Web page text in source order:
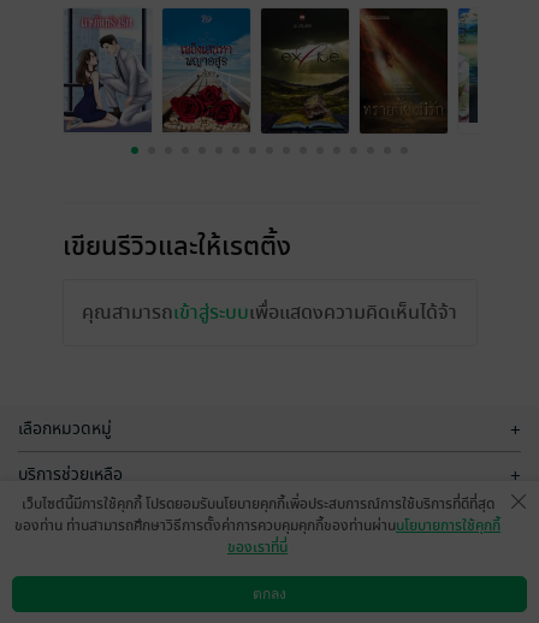
เขียนรีวิวและให้เรตติ้ง
คุณสามารถเข้าสู่ระบบเพื่อแสดงความคิดเห็นได้จ้า
เลือกหมวดหมู่ +
บริการช่วยเหลือ +
เกี่ยวกับเรา
ดาวน์โหลดแอป วิธีการใช้งาน ติดต่อเรา
เว็บไซต์นี้มีการใช้คุกกี้ โปรดยอมรับนโยบายคุกกี้เพื่อประสบการณ์การใช้บริการที่ดีที่สุด
ของท่าน ท่านสามารถศึกษาวิธีการตั้งค่าการควบคุมคุกกี้ของท่านผ่านนโยบายการใช้คุกกี้
ของเราที่นี่
ตกลง